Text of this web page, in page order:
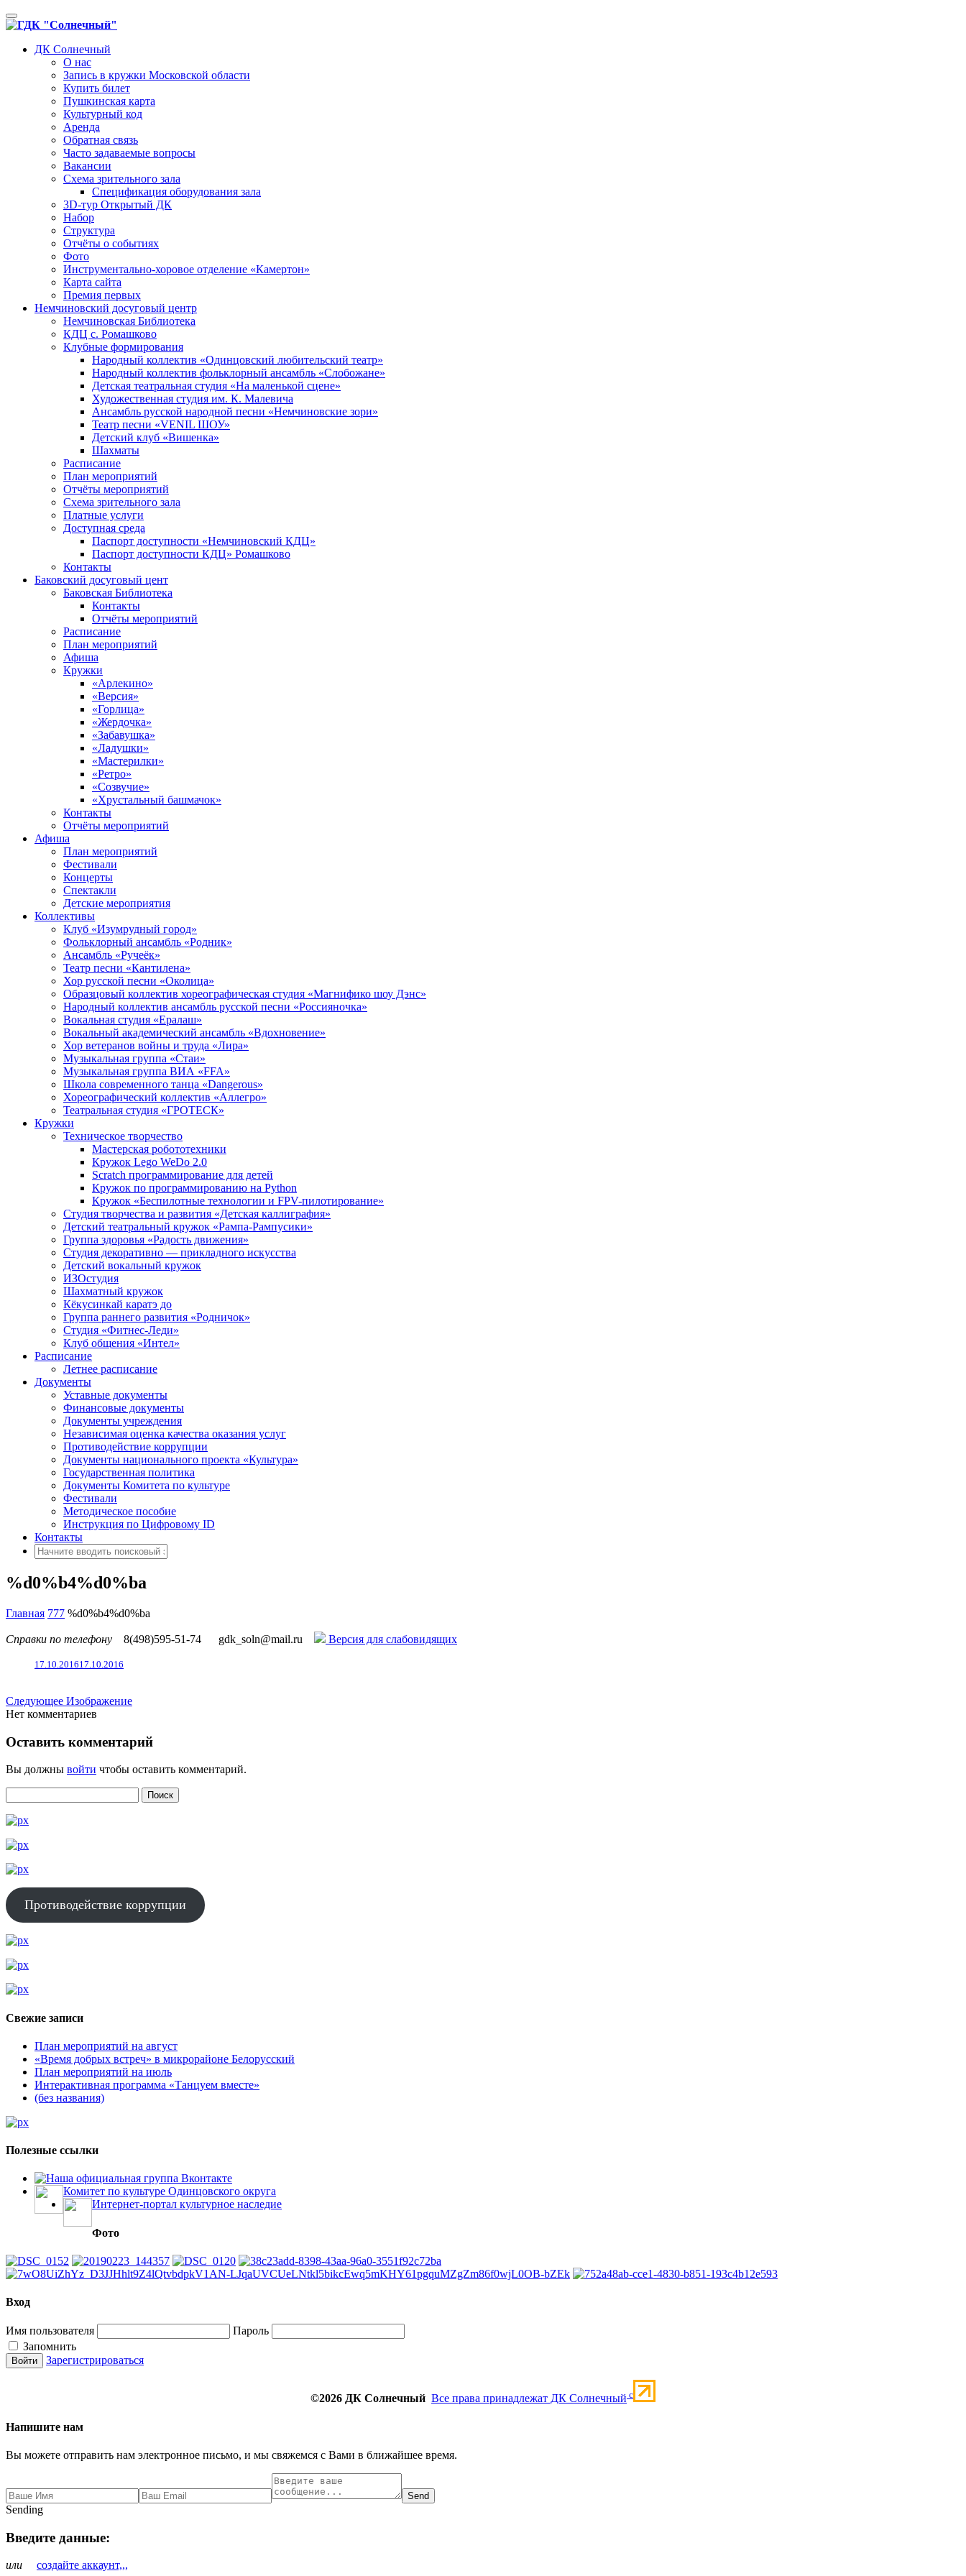
Toggle
navigation
ДК Солнечный
О нас
Запись в кружки Московской области
Купить билет
Пушкинская карта
Культурный код
Аренда
Обратная связь
Часто задаваемые вопросы
Вакансии
Схема зрительного зала
Спецификация оборудования зала
3D-тур Открытый ДК
Набор
Структура
Отчёты о событиях
Фото
Инструментально-хоровое отделение «Камертон»
Карта сайта
Премия первых
Немчиновский досуговый центр
Немчиновская Библиотека
КДЦ с. Ромашково
Клубные формирования
Народный коллектив «Одинцовский любительский театр»
Народный коллектив фольклорный ансамбль «Слобожане»
Детская театральная студия «На маленькой сцене»
Художественная студия им. К. Малевича
Ансамбль русской народной песни «Немчиновские зори»
Театр песни «VENIL ШОУ»
Детский клуб «Вишенка»
Шахматы
Расписание
План мероприятий
Отчёты мероприятий
Схема зрительного зала
Платные услуги
Доступная среда
Паспорт доступности «Немчиновский КДЦ»
Паспорт доступности КДЦ» Ромашково
Контакты
Баковский досуговый цент
Баковская Библиотека
Контакты
Отчёты мероприятий
Расписание
План мероприятий
Афиша
Кружки
«Арлекино»
«Версия»
«Горлица»
«Жердочка»
«Забавушка»
«Ладушки»
«Мастерилки»
«Ретро»
«Созвучие»
«Хрустальный башмачок»
Контакты
Отчёты мероприятий
Афиша
План мероприятий
Фестивали
Концерты
Спектакли
Детские мероприятия
Коллективы
Клуб «Изумрудный город»
Фольклорный ансамбль «Родник»
Ансамбль «Ручеёк»
Театр песни «Кантилена»
Хор русской песни «Околица»
Образцовый коллектив хореографическая студия «Магнифико шоу Дэнс»
Народный коллектив ансамбль русской песни «Россияночка»
Вокальная студия «Ералаш»
Вокальный академический ансамбль «Вдохновение»
Хор ветеранов войны и труда «Лира»
Музыкальная группа «Стаи»
Музыкальная группа ВИА «FFA»
Школа современного танца «Dangerous»
Хореографический коллектив «Аллегро»
Театральная студия «ГРОТЕСК»
Кружки
Техническое творчество
Мастерская робототехники
Кружок Lego WeDo 2.0
Scratch программирование для детей
Кружок по программированию на Python
Кружок «Беспилотные технологии и FPV-пилотирование»
Студия творчества и развития «Детская каллиграфия»
Детский театральный кружок «Рампа-Рампусики»
Группа здоровья «Радость движения»
Студия декоративно — прикладного искусства
Детский вокальный кружок
ИЗОстудия
Шахматный кружок
Кёкусинкай каратэ до
Группа раннего развития «Родничок»
Cтудия «Фитнес-Леди»
Клуб общения «Интел»
Расписание
Летнее расписание
Документы
Уставные документы
Финансовые документы
Документы учреждения
Независимая оценка качества оказания услуг
Противодействие коррупции
Документы национального проекта «Культура»
Государственная политика
Документы Комитета по культуре
Фестивали
Методическое пособие
Инструкция по Цифровому ID
Контакты
%d0%b4%d0%ba
Главная 777 %d0%b4%d0%ba
Справки по телефону 8(498)595-51-74 gdk_soln@mail.ru Версия для слабовидящих
17.10.201617.10.2016
Следующее Изображение
Нет комментариев
Оставить комментарий
Вы должны войти чтобы оставить комментарий.
Противодействие коррупции
Свежие записи
План мероприятий на август
«Время добрых встреч» в микрорайоне Белорусский
План мероприятий на июль
Интерактивная программа «Танцуем вместе»
(без названия)
Полезные ссылки
Наша официальная группа Вконтакте
Комитет по культуре Одинцовского округа
Интернет-портал культурное наследие
Фото
Вход
Имя пользователя
Пароль
Запомнить
Зарегистрироваться
©2026 ДК Солнечный Все права принадлежат ДК Солнечный c
Напишите нам
Вы можете отправить нам электронное письмо, и мы свяжемся с Вами в ближайшее время.
Send
Sending
Введите данные:
или создайте аккаунт,,,